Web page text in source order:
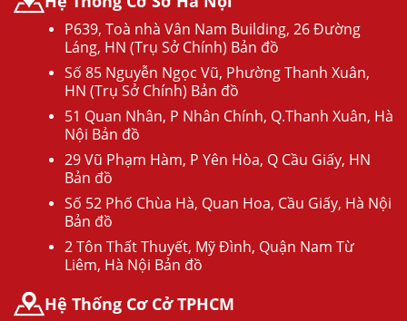
P639, Toà nhà Vân Nam Building, 26 Đường
Láng, HN (Trụ Sở Chính) Bản đồ
Số 85 Nguyễn Ngọc Vũ, Phường Thanh Xuân,
HN (Trụ Sở Chính) Bản đồ
51 Quan Nhân, P Nhân Chính, Q.Thanh Xuân, Hà
Nội Bản đồ
29 Vũ Phạm Hàm, P Yên Hòa, Q Cầu Giấy, HN
Bản đồ
Số 52 Phố Chùa Hà, Quan Hoa, Cầu Giấy, Hà Nội
Bản đồ
2 Tôn Thất Thuyết, Mỹ Đình, Quận Nam Từ
Liêm, Hà Nội Bản đồ
Hệ Thống Cơ Cở TPHCM